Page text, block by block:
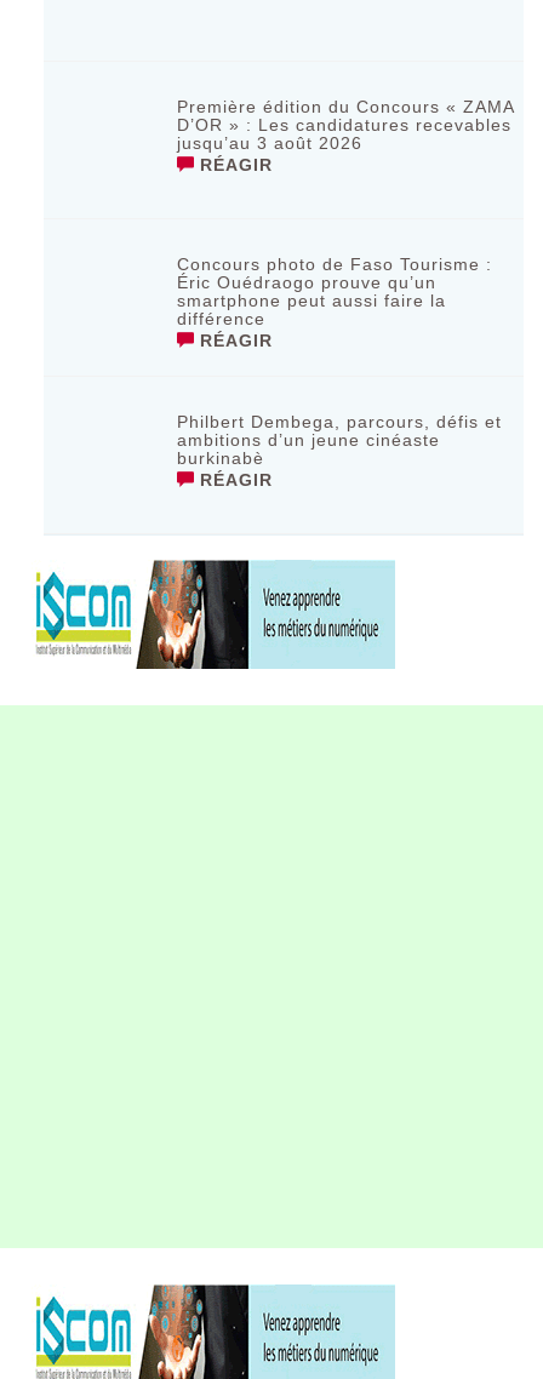
‎Première édition du Concours « ZAMA
D’OR » : Les candidatures recevables
jusqu’au 3 août 2026 ‎
RÉAGIR
Concours photo de Faso Tourisme :
Éric Ouédraogo prouve qu’un
smartphone peut aussi faire la
différence
RÉAGIR
Philbert Dembega, parcours, défis et
ambitions d’un jeune cinéaste
burkinabè
RÉAGIR